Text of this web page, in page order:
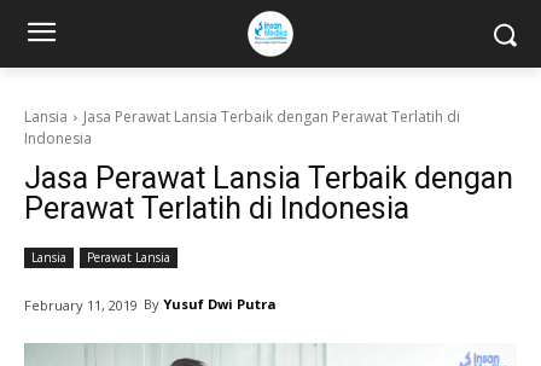
Lansia
Jasa Perawat Lansia Terbaik dengan Perawat Terlatih di
Indonesia
Jasa Perawat Lansia Terbaik dengan
Perawat Terlatih di Indonesia
Lansia Perawat Lansia
February 11, 2019 By Yusuf Dwi Putra